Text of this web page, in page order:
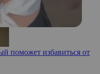
поможет избавиться от